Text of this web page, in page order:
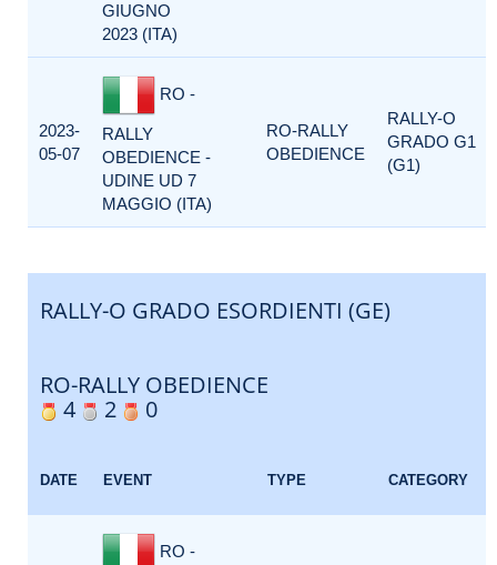
GIUGNO
2023 (ITA)
2023-
05-07
RO -
RALLY
OBEDIENCE -
UDINE UD 7
MAGGIO (ITA)
RO-RALLY
OBEDIENCE
RALLY-O
GRADO G1
(G1)
RALLY-O GRADO ESORDIENTI (GE)
RO-RALLY OBEDIENCE
4
2 0
DATE EVENT TYPE CATEGORY
RO -